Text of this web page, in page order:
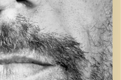
קרדיט תמונות: David Goehring